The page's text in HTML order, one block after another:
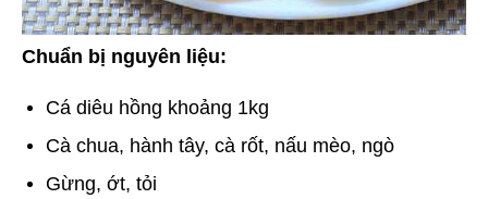
Chuẩn bị nguyên liệu:
Cá diêu hồng khoảng 1kg
Cà chua, hành tây, cà rốt, nấu mèo, ngò
Gừng, ớt, tỏi